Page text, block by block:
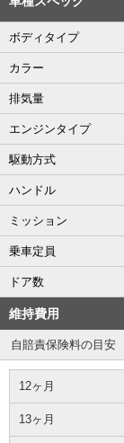
ボディタイプ
カラー
排気量
エンジンタイプ
駆動方式
ハンドル
ミッション
乗車定員
ドア数
維持費用
自賠責保険料の目安
12ヶ月
13ヶ月